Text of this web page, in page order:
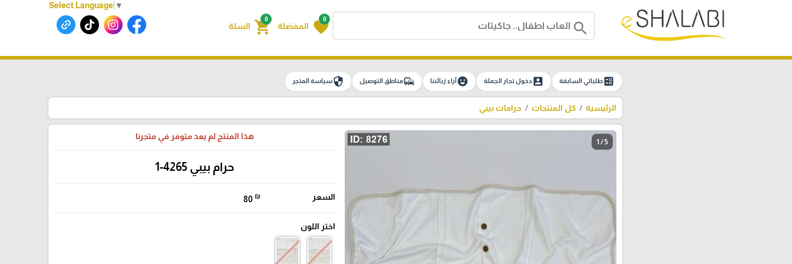
Select Language ▼
search
0
favorite المفضلة
0
shopping_cart السلة
ballotطلباتي السابقة account_boxدخول تجار الجملة emoji_emotionsآراء زبائننا commuteمناطق التوصيل securityسياسة المتجر
الرئيسية كل المنتجات حرامات بيبي
1 / 5
هذا المنتج لم يعد متوفر في متجرنا
حرام بيبي 4265-1
السعر 80 ₪
اختر اللون